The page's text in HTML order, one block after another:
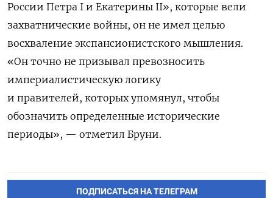
России Петра I и Екатерины II», которые вели
захватнические войны, он не имел целью
восхваление экспансионистского мышления.
«Он точно не призывал превозносить
империалистическую логику
и правителей, которых упомянул, чтобы
обозначить определенные исторические
периоды», — отметил Бруни.
ПОДПИСАТЬСЯ НА ТЕЛЕГРАМ